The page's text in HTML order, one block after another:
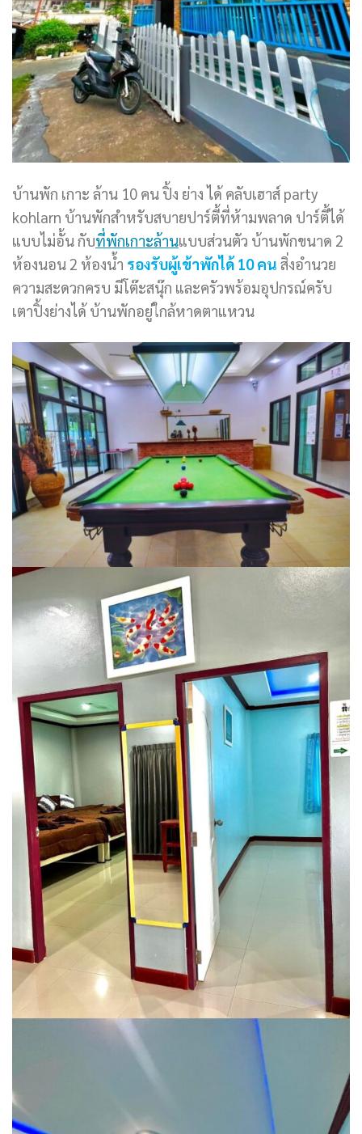
บ้านพัก เกาะ ล้าน 10 คน ปิ้ง ย่าง ได้ คลับเฮาส์ party
kohlarn บ้านพักสำหรับสบายปาร์ตี้ที่ห้ามพลาด ปาร์ตี้ได้
แบบไม่อั้น กับที่พักเกาะล้านแบบส่วนตัว บ้านพักขนาด 2
ห้องนอน 2 ห้องน้ำ รองรับผู้เข้าพักได้ 10 คน สิ่งอำนวย
ความสะดวกครบ มีโต๊ะสนุ๊ก และครัวพร้อมอุปกรณ์ครับ
เตาปิ้งย่างได้ บ้านพักอยู่ใกล้หาดตาแหวน